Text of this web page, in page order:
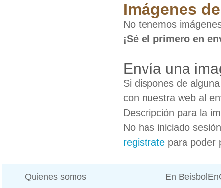
Imágenes
No tenemos
¡Sé el primero en
Envía una
Si dispones de
con nuestra web al
Descripción para la
No has iniciado
registrate para poder
Quienes somos En